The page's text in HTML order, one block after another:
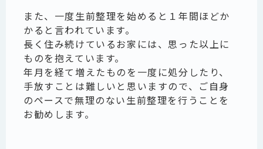
また、一度生前整理を始めると１年間ほどか
かると言われています。
長く住み続けているお家には、思った以上に
ものを抱えています。
年月を経て増えたものを一度に処分したり、
手放すことは難しいと思いますので、ご自身
のペースで無理のない生前整理を行うことを
お勧めします。